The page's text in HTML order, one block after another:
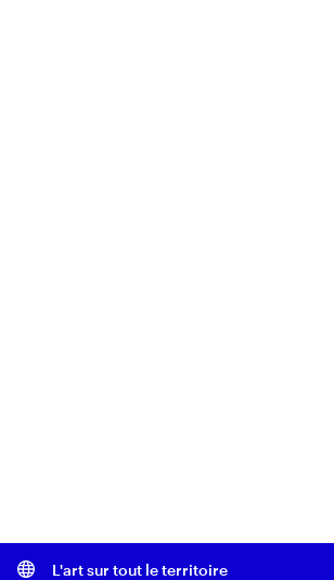
L'art sur tout le territoire